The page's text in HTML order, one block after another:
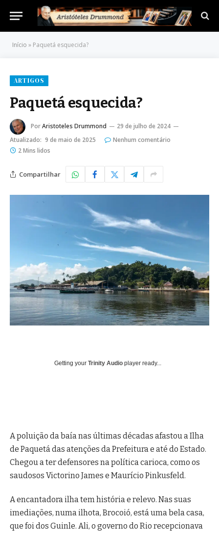
Início » Paquetá esquecida?
ARTIGOS
Paquetá esquecida?
PorAristoteles Drummond
29 de julho de 2024
Atualizado: 9 de maio de 2025
Nenhum comentário
2 Mins lidos
Compartilhar
Getting your Trinity Audio player ready...
A poluição da baía nas últimas décadas afastou a Ilha
de Paquetá das atenções da Prefeitura e até do Estado.
Chegou a ter defensores na política carioca, como os
saudosos Victorino James e Maurício Pinkusfeld.
A encantadora ilha tem história e relevo. Nas suas
imediações, numa ilhota, Brocoió, está uma bela casa,
que foi dos Guinle. Ali, o governo do Rio recepcionava